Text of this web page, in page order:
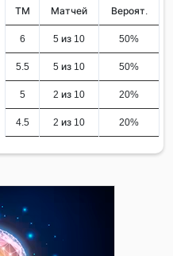
ТМ Матчей Вероят.
6 5 из 10 50%
5.5 5 из 10 50%
5 2 из 10 20%
4.5 2 из 10 20%